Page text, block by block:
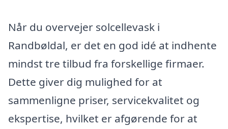
Når du overvejer solcellevask i
Randbøldal, er det en god idé at indhente
mindst tre tilbud fra forskellige firmaer.
Dette giver dig mulighed for at
sammenligne priser, servicekvalitet og
ekspertise, hvilket er afgørende for at